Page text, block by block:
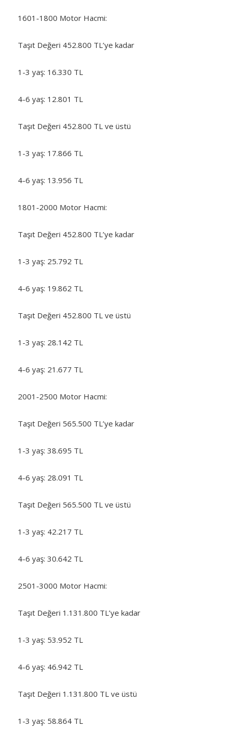
1601-1800 Motor Hacmi:
Taşıt Değeri 452.800 TL’ye kadar
1-3 yaş: 16.330 TL
4-6 yaş: 12.801 TL
Taşıt Değeri 452.800 TL ve üstü
1-3 yaş: 17.866 TL
4-6 yaş: 13.956 TL
1801-2000 Motor Hacmi:
Taşıt Değeri 452.800 TL’ye kadar
1-3 yaş: 25.792 TL
4-6 yaş: 19.862 TL
Taşıt Değeri 452.800 TL ve üstü
1-3 yaş: 28.142 TL
4-6 yaş: 21.677 TL
2001-2500 Motor Hacmi:
Taşıt Değeri 565.500 TL’ye kadar
1-3 yaş: 38.695 TL
4-6 yaş: 28.091 TL
Taşıt Değeri 565.500 TL ve üstü
1-3 yaş: 42.217 TL
4-6 yaş: 30.642 TL
2501-3000 Motor Hacmi:
Taşıt Değeri 1.131.800 TL’ye kadar
1-3 yaş: 53.952 TL
4-6 yaş: 46.942 TL
Taşıt Değeri 1.131.800 TL ve üstü
1-3 yaş: 58.864 TL